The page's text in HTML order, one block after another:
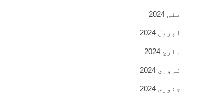
مئی 2024
اپریل 2024
مارچ 2024
فروری 2024
جنوری 2024